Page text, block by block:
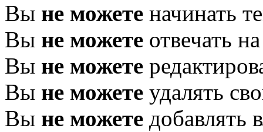
Вы не можете начинать
Вы не можете отвечать
Вы не можете
Вы не можете удалять
Вы не можете добавлять